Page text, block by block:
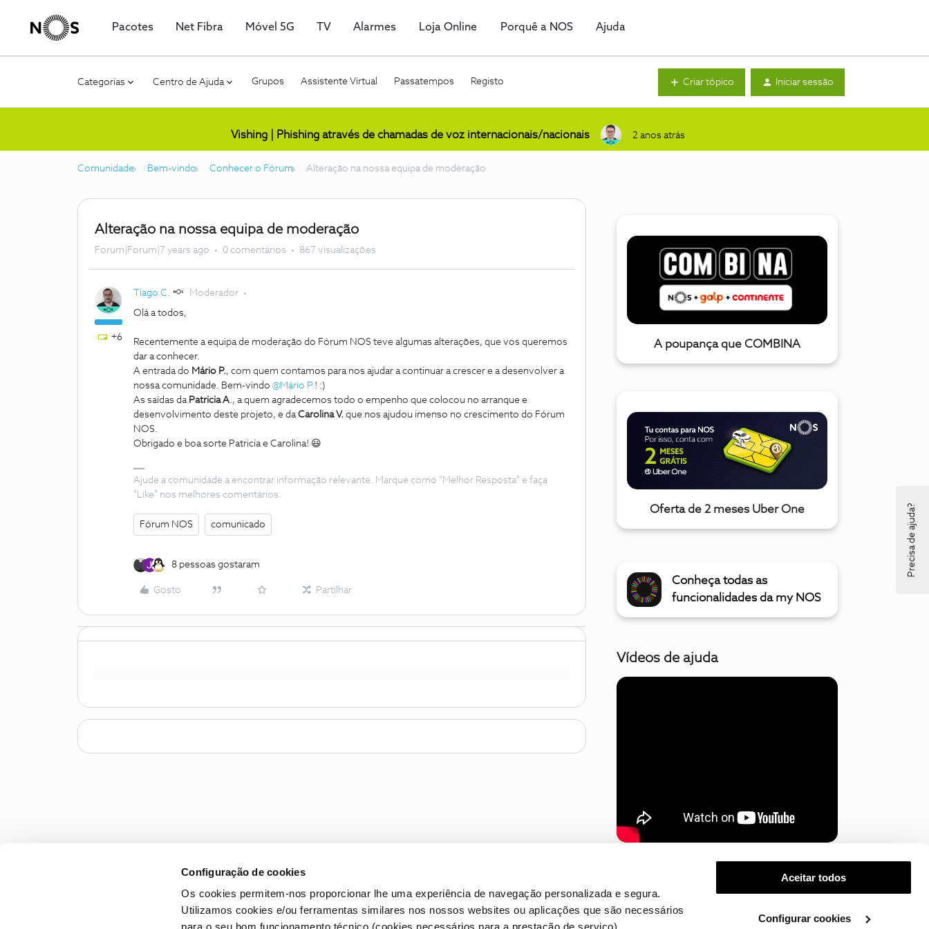
Configuração de cookies
Os cookies permitem-nos proporcionar lhe uma experiência de navegação personalizada e segura.
Utilizamos cookies e/ou ferramentas similares nos nossos websites ou aplicações que são necessários
Aceitar todos
Configurar cookies
Pacotes Net Fibra Móvel 5G TV Alarmes Loja Online Porquê a NOS Ajuda
Categorias Centro de Ajuda Grupos Assistente Virtual Passatempos Registo Criar tópico Iniciar sessão
Vishing | Phishing através de chamadas de voz internacionais/nacionais 2 anos atrás
Comunidade Bem-vindo Conhecer o Fórum Alteração na nossa equipa de moderação
Alteração na nossa equipa de moderação
Forum|Forum|7 years ago 0 comentários 867 visualizações
+6
Tiago C. Moderador
Olá a todos,
Recentemente a equipa de moderação do Fórum NOS teve algumas alterações, que vos queremos
dar a conhecer.
A entrada do Mário P., com quem contamos para nos ajudar a continuar a crescer e a desenvolver a
nossa comunidade. Bem-vindo @Mário P.! :)
As saídas da Patricia A., a quem agradecemos todo o empenho que colocou no arranque e
desenvolvimento deste projeto, e daCarolina V. que nos ajudou imenso no crescimento do Fórum
NOS.
Obrigado e boa sorte Patricia e Carolina! 😃
Ajude a comunidade a encontrar informação relevante. Marque como "Melhor Resposta" e faça
"Like" nos melhores comentários.
Fórum NOS comunicado
8 pessoas gostaram
Gosto Partilhar
A poupança que COMBINA
Oferta de 2 meses Uber One
Conheça todas as
funcionalidades da my NOS
Vídeos de ajuda
Precisa de ajuda?